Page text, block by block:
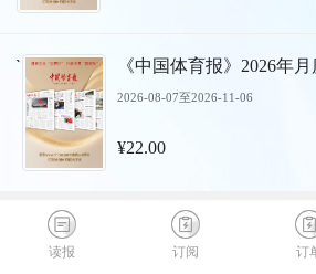
` 《中国体育报》2026年
2026-08-07至2026-11-06
¥22.00
读报 订阅 订